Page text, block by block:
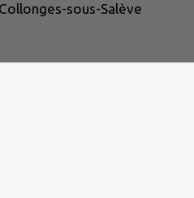
sous-Salève